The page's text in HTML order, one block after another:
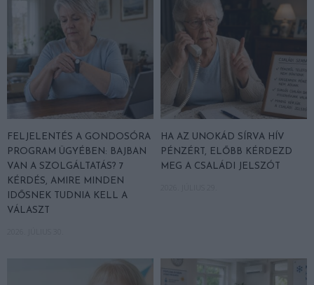
FELJELENTÉS A GONDOSÓRA
PROGRAM ÜGYÉBEN: BAJBAN
VAN A SZOLGÁLTATÁS? 7
KÉRDÉS, AMIRE MINDEN
IDŐSNEK TUDNIA KELL A
VÁLASZT
HA AZ UNOKÁD SÍRVA HÍV
PÉNZÉRT, ELŐBB KÉRDEZD
MEG A CSALÁDI JELSZÓT